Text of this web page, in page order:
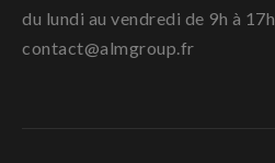
du lundi au vendredi de 9h à 17h
contact@almgroup.fr